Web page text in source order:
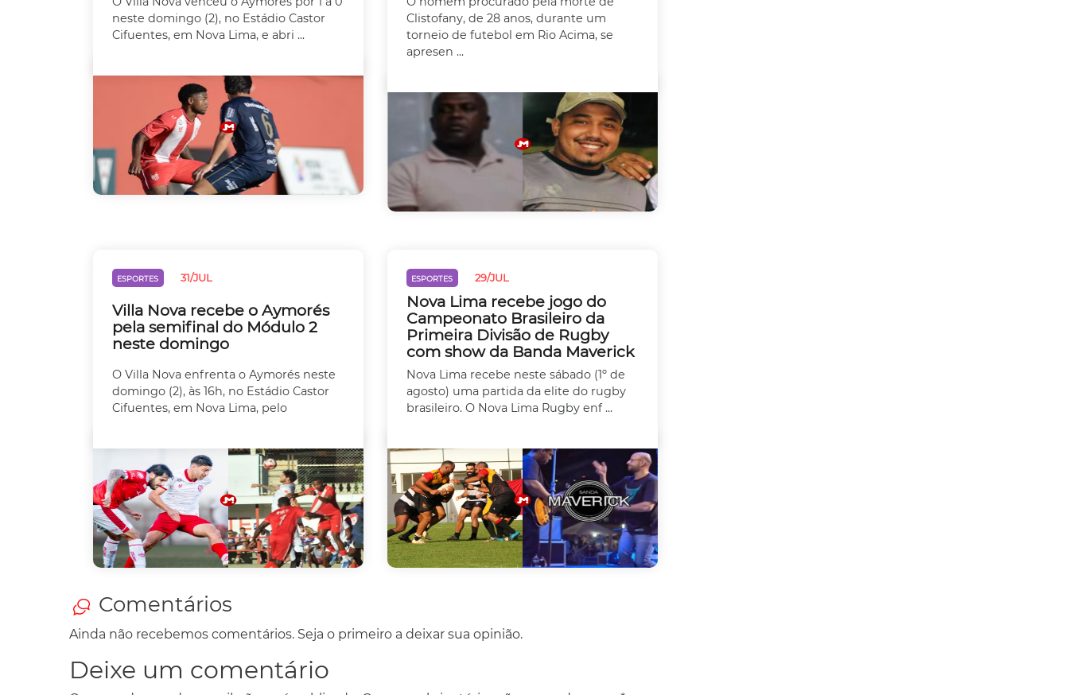
neste domingo (2), no Estádio Castor
Cifuentes, em Nova Lima, e abri ...
Clistofany, de 28 anos, durante um
torneio de futebol em Rio Acima, se
apresen ...
ESPORTES 31/JUL
Villa Nova recebe o Aymorés
pela semifinal do Módulo 2
neste domingo
O Villa Nova enfrenta o Aymorés neste
domingo (2), às 16h, no Estádio Castor
Cifuentes, em Nova Lima, pelo
ESPORTES 29/JUL
Nova Lima recebe jogo do
Campeonato Brasileiro da
Primeira Divisão de Rugby
com show da Banda Maverick
Nova Lima recebe neste sábado (1º de
agosto) uma partida da elite do rugby
brasileiro. O Nova Lima Rugby enf ...
Comentários
Ainda não recebemos comentários. Seja o primeiro a deixar sua opinião.
Deixe um comentário